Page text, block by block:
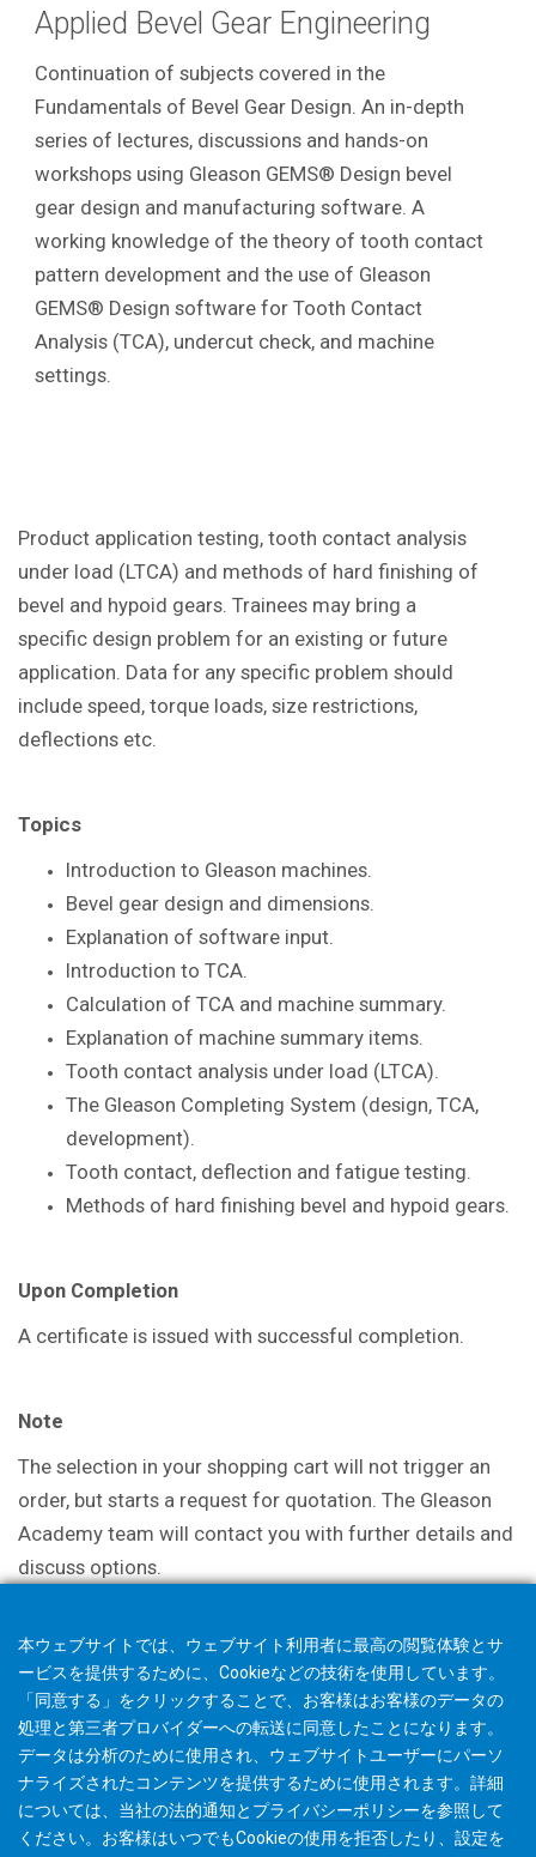
Applied Bevel Gear Engineering
Continuation of subjects covered in the
Fundamentals of Bevel Gear Design. An in-depth
series of lectures, discussions and hands-on
workshops using Gleason GEMS® Design bevel
gear design and manufacturing software. A
working knowledge of the theory of tooth contact
pattern development and the use of Gleason
GEMS® Design software for Tooth Contact
Analysis (TCA), undercut check, and machine
settings.
Product application testing, tooth contact analysis
under load (LTCA) and methods of hard finishing of
bevel and hypoid gears. Trainees may bring a
specific design problem for an existing or future
application. Data for any specific problem should
include speed, torque loads, size restrictions,
deflections etc.
Topics
Introduction to Gleason machines.
Bevel gear design and dimensions.
Explanation of software input.
Introduction to TCA.
Calculation of TCA and machine summary.
Explanation of machine summary items.
Tooth contact analysis under load (LTCA).
The Gleason Completing System (design, TCA,
development).
Tooth contact, deflection and fatigue testing.
Methods of hard finishing bevel and hypoid gears.
Upon Completion
A certificate is issued with successful completion.
Note
The selection in your shopping cart will not trigger an
order, but starts a request for quotation. The Gleason
Academy team will contact you with further details and
discuss options.
本ウェブサイトでは、ウェブサイト利用者に最高の閲覧体験とサ
ービスを提供するために、Cookieなどの技術を使用しています。
「同意する」をクリックすることで、お客様はお客様のデータの
処理と第三者プロバイダーへの転送に同意したことになります。
データは分析のために使用され、ウェブサイトユーザーにパーソ
ナライズされたコンテンツを提供するために使用されます。詳細
については、当社の法的通知と プライバシーポリシーを参照して
ください。お客様はいつでもCookieの使用を拒否したり、 設定を